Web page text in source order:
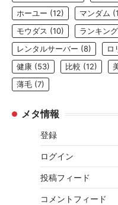
ホーユー (12) マンダム
モウダス (10) ランキング
レンタルサーバー (8) ロ
健康 (53) 比較 (12)
薄毛 (7)
メタ情報
登録
ログイン
投稿フィード
コメントフィード